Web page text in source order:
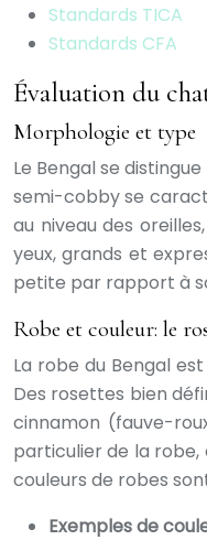
Standards TICA
Standards CFA
Évaluation du
Morphologie et type
Le Bengal se
semi-cobby se
au niveau des
yeux, grands et
petite par rapport à
Robe et couleur: le
La robe du Bengal
Des rosettes bien
cinnamon (fauve-
particulier de la robe,
couleurs de robes
Exemples de